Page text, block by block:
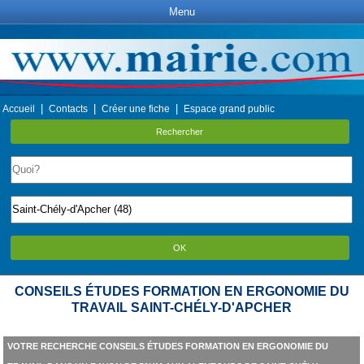
Menu
Accueil Contacts Créer une fiche Espace grand public
Rechercher
OK
CONSEILS ÉTUDES FORMATION EN ERGONOMIE DU
TRAVAIL SAINT-CHÉLY-D'APCHER
VOTRE RECHERCHE CONSEILS ÉTUDES FORMATION EN ERGONOMIE DU